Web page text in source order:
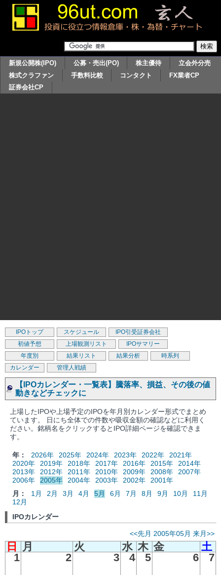
新規公開株(IPO) 公募・売出(PO) 株主優待
立会外分売
株式クラファン
手数料比較 コンタクト
FX業者CP
証券会社CP
IPOトップ スケジュール
IPO引受証券会社
初値予想
上場観測リスト
IPOサマリー
年度別
結果リスト 結果分析
時系列
カレンダー
管理人戦績
【IPOカレンダー・一覧表】騰落率、損益、その後の値
動きなどチェックに
上場したIPOや上場予定のIPOを年月別カレンダー形式でまとめ
ています。 日にち全体での件数や吸収金額の確認などに利用く
ださい。銘柄名をクリックするとIPO詳細ページを確認できま
す。
年： 2026年 2025年 2024年 2023年 2022年
2021年
2020年
2019年 2018年 2017年 2016年 2015年
2014年
2013年
2012年 2011年 2010年 2009年 2008年
2007年
2006年
2005年 2004年 2003年 2002年
2001年
月：
1月 2月 3月 4月 5月 6月 7月 8月 9月 10月
11月
12月
IPOカレンダー
<<先月 2005年05月 来月>>
日 月 火 水 木 金
土
1
2 3 4 5 6
7